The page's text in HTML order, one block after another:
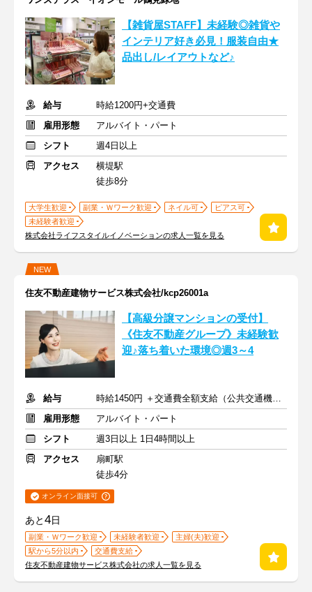
【雑貨屋STAFF】未経験◎雑貨や
インテリア好き必見！服装自由★
品出し/レイアウトなど♪
給与
時給1200円+交通費
雇用形態
アルバイト・パート
シフト
週4日以上
アクセス
横堤駅
徒歩8分
大学生歓迎 副業・Ｗワーク歓迎 ネイル可
ピアス可
未経験者歓迎
株式会社ライフスタイルイノベーションの求人一覧を見る
NEW
住友不動産建物サービス株式会社/kcp26001a
【高級分譲マンションの受付】
《住友不動産グループ》未経験歓
迎♪落ち着いた環境◎週3～4
給与
時給1450円 ＋交通費全額支給（公共交通機関のみ）
雇用形態
アルバイト・パート
シフト
週3日以上 1日4時間以上
アクセス
扇町駅
徒歩4分
オンライン面接可
あと4日
副業・Ｗワーク歓迎 未経験者歓迎
主婦(夫)歓迎
駅から5分以内
交通費支給
住友不動産建物サービス株式会社の求人一覧を見る